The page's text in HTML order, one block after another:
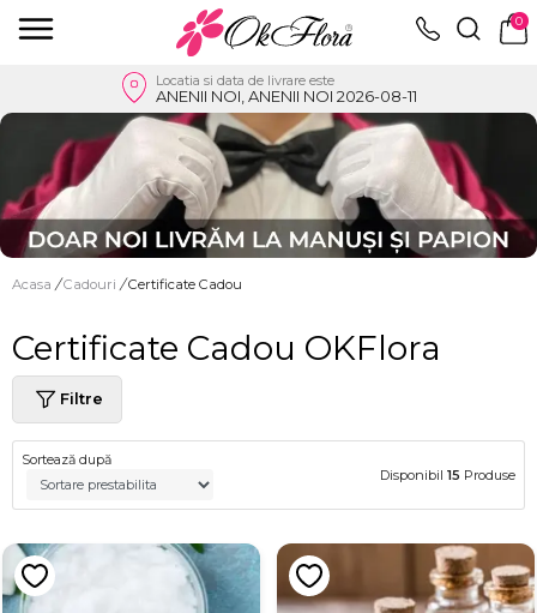
0
Locatia si data de livrare este
ANENII NOI, ANENII NOI 2026-08-11
Acasa / Cadouri / Certificate Cadou
Certificate Cadou OKFlora
Filtre
Sortează după
Disponibil 15 Produse